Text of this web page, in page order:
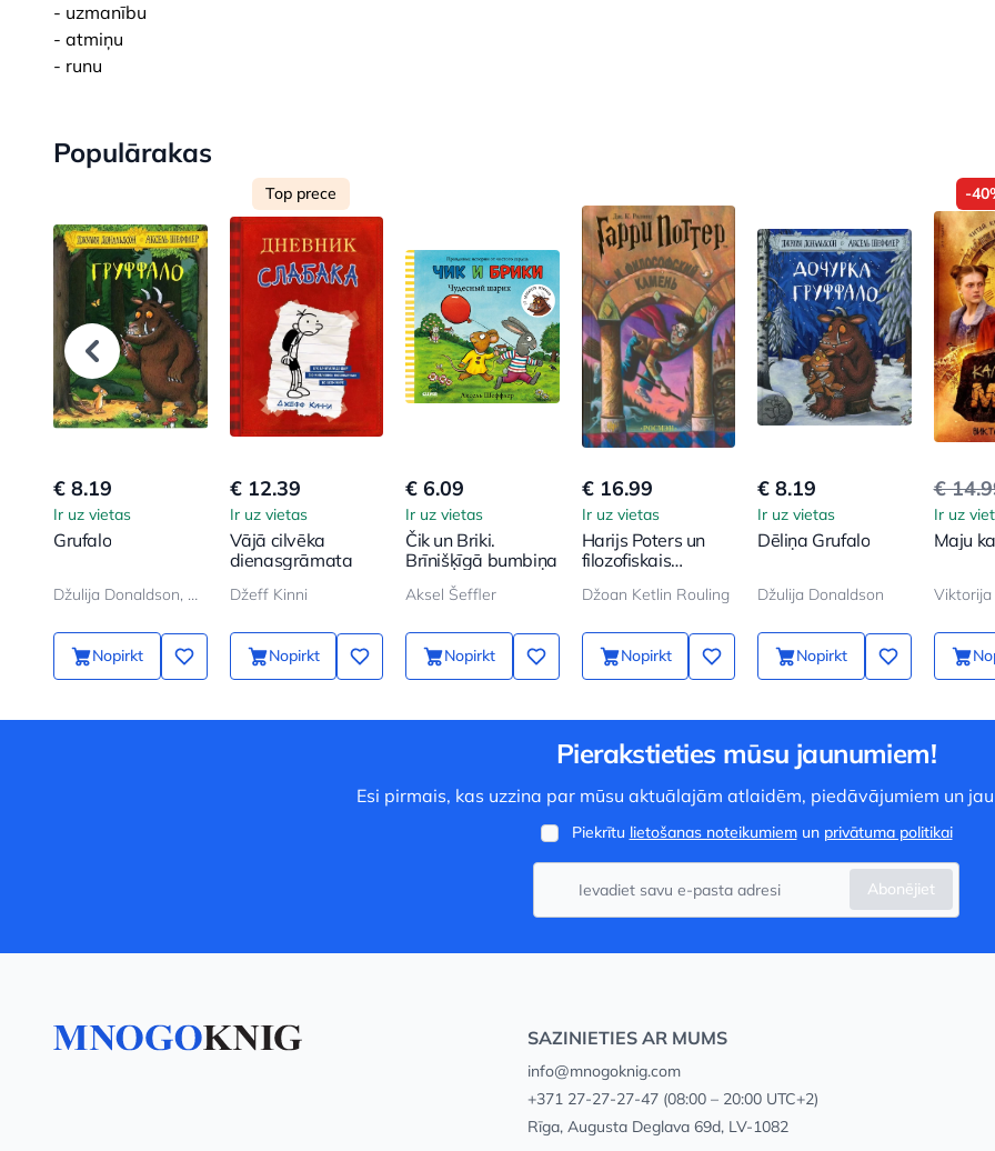
- uzmanību
- atmiņu
- runu
Populārakas
€ 8.19
Ir uz vietas
Grufalo
Džulija Donaldson, Aksel Šeffler
Nopirkt
Top prece
€ 12.39
Ir uz vietas
Vājā cilvēka
dienasgrāmata
Džeff Kinni
Nopirkt
€ 6.09
Ir uz vietas
Čik un Briki.
Brīnišķīgā bumbiņa
Aksel Šeffler
Nopirkt
€ 16.99
Ir uz vietas
Harijs Poters un
filozofiskais
Džoan Ketlin Rouling
Nopirkt
€ 8.19
Ir uz vietas
Dēliņa Grufalo
Džulija Donaldson
Nopirkt
-
€
Ir uz
Maju
Pierakstieties mūsu jaunumiem!
Esi pirmais, kas uzzina par mūsu aktuālajām atlaidēm, piedāvājumiem un
Piekrītu lietošanas noteikumiemun privātuma politikai
Abonējiet
SAZINIETIES AR MUMS
info@mnogoknig.com
+371 27-27-27-47(08:00 – 20:00 UTC+2)
Rīga, Augusta Deglava 69d, LV-1082